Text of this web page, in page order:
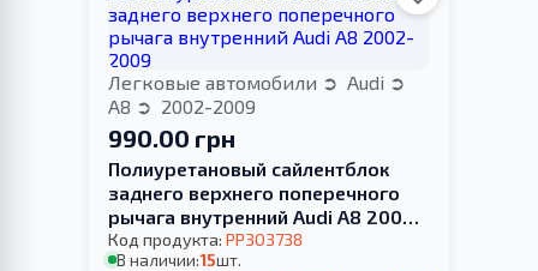
Легковые автомобили
Audi
A8
2002-2009
990.00 грн
Полиуретановый сайлентблок
заднего верхнего поперечного
рычага внутренний Audi A8 2002-
2009
Код продукта: PP303738
В наличии:15шт.